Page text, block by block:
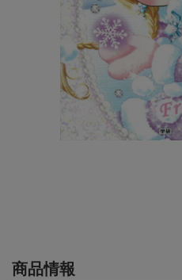
商品情報